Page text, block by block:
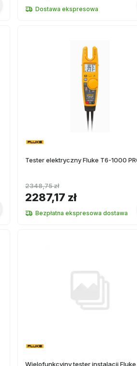
Dostawa ekspresowa
Tester elektryczny Fluke T6-1000
2287,17 zł
2348,75 zł
Bezpłatna ekspresowa dostawa
Wielofunkcyjny tester instalacji Fluke